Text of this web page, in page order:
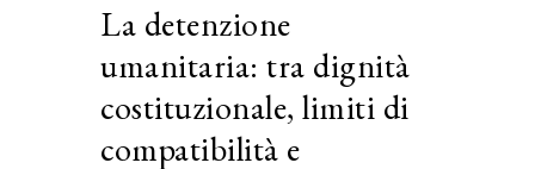
La detenzione
umanitaria: tra dignità
costituzionale, limiti di
compatibilità e